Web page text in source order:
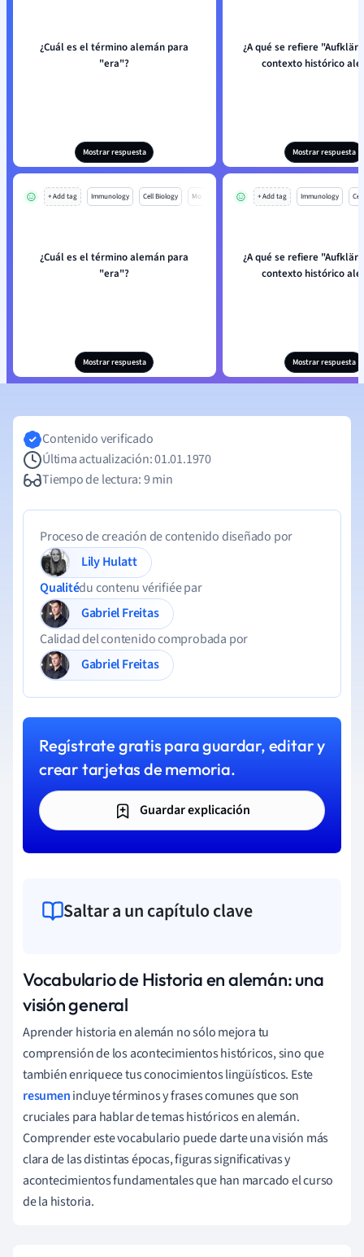
¿Cuál es el término alemán para
"era"?
Mostrar respuesta
¿A qué se refiere
contexto histórico
Mostrar respuesta
+ Add tag Immunology Cell Biology Mo
¿Cuál es el término alemán para
"era"?
Mostrar respuesta
+ Add tag Immunology
¿A qué se refiere
contexto histórico
Mostrar respuesta
Contenido verificado
Última actualización: 01.01.1970
Tiempo de lectura: 9 min
Proceso de creación de contenido diseñado por
Lily Hulatt
Qualitédu contenu vérifiée par
Gabriel Freitas
Calidad del contenido comprobada por
Gabriel Freitas
Regístrate gratis para guardar, editar y
crear tarjetas de memoria.
Guardar explicación
Saltar a un capítulo clave
Vocabulario de Historia en alemán: una
visión general
Aprender historia en alemán no sólo mejora tu
comprensión de los acontecimientos históricos, sino que
también enriquece tus conocimientos lingüísticos. Este
resumenincluye términos y frases comunes que son
cruciales para hablar de temas históricos en alemán.
Comprender este vocabulario puede darte una visión más
clara de las distintas épocas, figuras significativas y
acontecimientos fundamentales que han marcado el curso
de la historia.